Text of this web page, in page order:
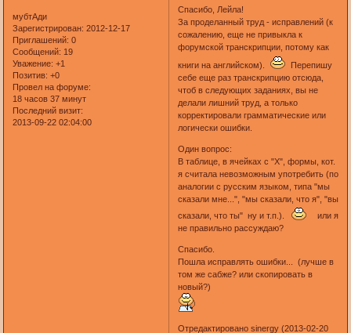
мубтАди
Зарегистрирован: 2012-12-17
Приглашений: 0
Сообщений: 19
Уважение: +1
Позитив: +0
Провел на форуме:
18 часов 37 минут
Последний визит:
2013-09-22 02:04:00
Спасибо, Лейла!
За проделанный труд - исправлений (к
сожалению, еще не привыкла к
форумской транскрипции, потому как
книги на английском).
Перепишу
себе еще раз транскрипцию отсюда,
чтоб в следующих заданиях, вы не
делали лишний труд, а только
корректировали грамматические или
логически ошибки.
Один вопрос:
В таблице, в ячейках с "Х", формы, кот.
я считала невозможным употребить (по
аналогии с русским языком, типа "мы
сказали мне...", "мы сказали, что я", "вы
сказали, что ты" ну и т.п.).
или я
не правильно рассуждаю?
Спасибо.
Пошла исправлять ошибки... (лучше в
том же сабже? или скопировать в
новый?)
Отредактировано sinergy (2013-02-20